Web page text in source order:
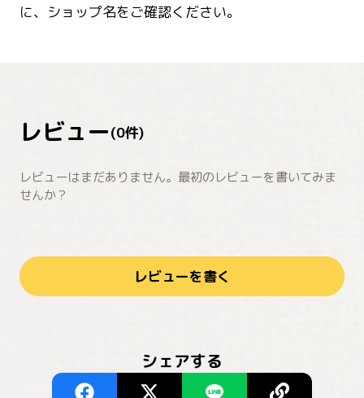
に、ショップ名をご確認ください。
レビュー(0件)
レビューはまだありません。最初のレビューを書いてみま
せんか？
レビューを書く
シェアする